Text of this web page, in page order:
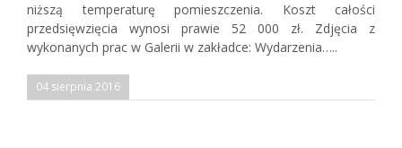
niższą temperaturę pomieszczenia. Koszt całości
przedsięwzięcia wynosi prawie 52 000 zł. Zdjęcia z
wykonanych prac w Galerii w zakładce: Wydarzenia…..
04 sierpnia 2016